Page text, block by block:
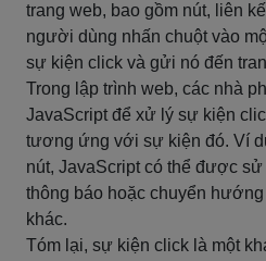
trang web, bao gồm nút, liên
người dùng nhấn chuột vào
sự kiện click và gửi nó đến
Trong lập trình web, các nhà
JavaScript để xử lý sự kiện
tương ứng với sự kiện đó. Ví
nút, JavaScript có thể được
thông báo hoặc chuyển
khác.
Tóm lại, sự kiện click là một